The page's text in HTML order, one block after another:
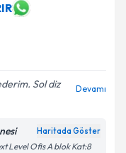
Sol diz
Devamı
Haritada Göster
Level Ofis A blok Kat:8